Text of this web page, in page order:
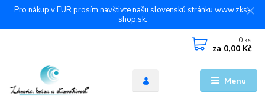
Pro nákup v EUR prosím navštivte našu slovenskú stránku www.zks-
shop.sk.
Menu
0 ks
za 0,00 Kč